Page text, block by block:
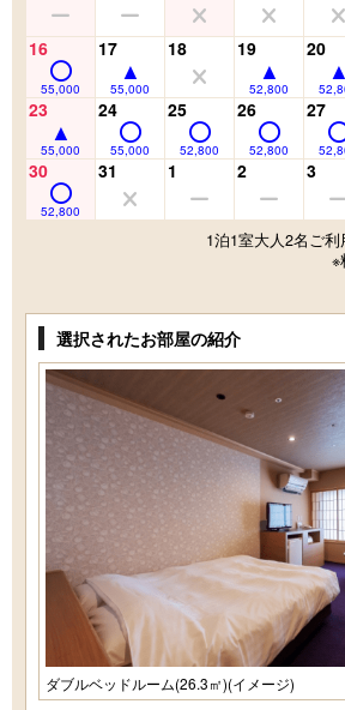
16
55,000
17
55,000
18 19
52,800
20
23
55,000
24
55,000
25
52,800
26
52,800
27
30
52,800
31 1 2 3
1泊1室大人2名ご利
※
選択されたお部屋の紹介
ダブルベッドルーム(26.3㎡)(イメージ)